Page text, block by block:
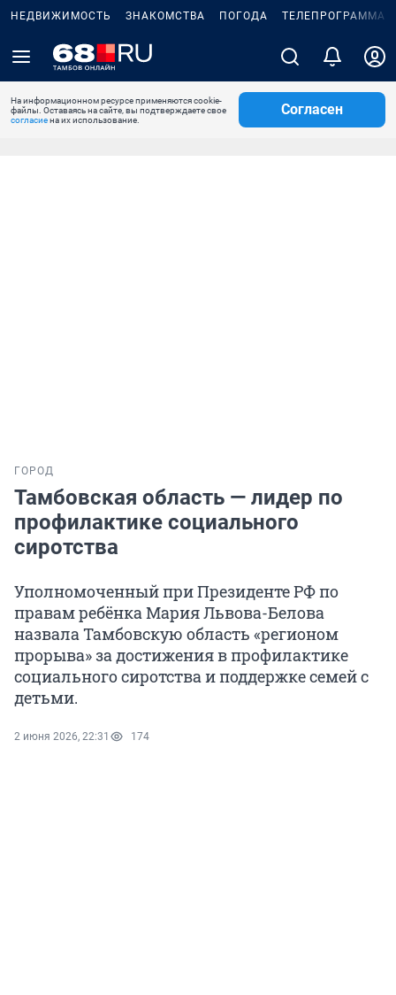
НЕДВИЖИМОСТЬ ЗНАКОМСТВА ПОГОДА ТЕЛЕПРОГРАММА
На информационном ресурсе применяются cookie-
файлы. Оставаясь на сайте, вы подтверждаете свое
согласиена их использование.
Согласен
ГОРОД
Тамбовская область — лидер по
профилактике социального
сиротства
Уполномоченный при Президенте РФ по
правам ребёнка Мария Львова-Белова
назвала Тамбовскую область «регионом
прорыва» за достижения в профилактике
социального сиротства и поддержке семей с
детьми.
2 июня 2026, 22:31 174